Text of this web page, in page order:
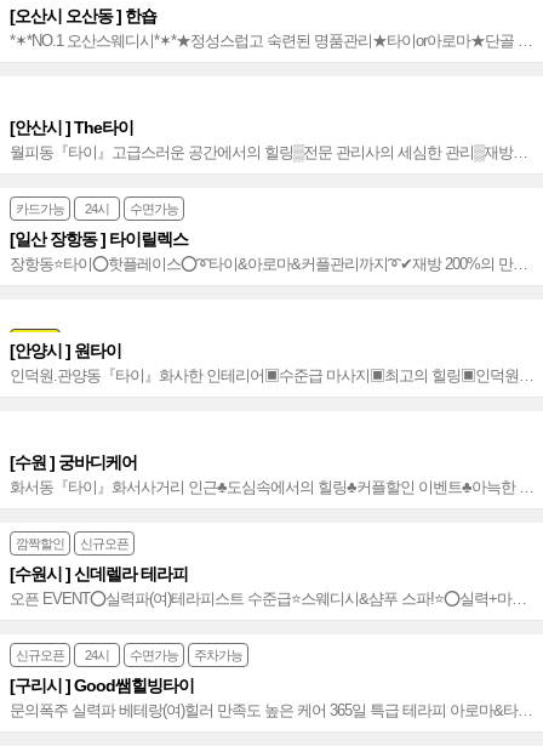
[오산시 오산동 ] 한숍
*✶*NO.1 오산스웨디시*✶*★정성스럽고 숙련된 명품관리★타이or아로마★단골 많
은 오션 럭셔리 힐링센터
[안산시 ] The타이
월피동『타이』고급스러운 공간에서의 힐링▒전문 관리사의 세심한 관리▒재방
100% 고품격 서비스▒월피현대2차아파트 맞은편 위치~▒
카드가능 24시 수면가능
[일산 장항동 ] 타이릴렉스
장항동⭐️타이⭕핫플레이스⭕➰타이&아로마&커플관리까지➰✔재방 200%의 만족
도⭐️쾌적하고 넓은 힐링공간✔라페스타 먹자골목에 위치~★
쿠폰
[안양시 ] 원타이
인덕원.관양동『타이』화사한 인테리어▣수준급 마사지▣최고의 힐링▣인덕원역
4번출구 도보 5분거리에 위치~▣
[수원 ] 궁바디케어
화서동『타이』화서사거리 인근♣도심속에서의 힐링♣커플할인 이벤트♣아늑한 실
내공간♣힐링에 최적화 된 마사지~♣
깜짝할인 신규오픈
[수원시 ] 신데렐라 테라피
오픈 EVENT⭕실력파(여)테라피스트 수준급⭐️스웨디시&샴푸 스파!⭐️⭕실력+마인
드 좋은 테라피스트➰감각적&프리미엄 테라피~⭐️
신규오픈 24시 수면가능 주차가능
[구리시 ] Good쌤힐빙타이
문의폭주 실력파 베테랑(여)힐러 만족도 높은 케어 365일 특급 테라피 아로마&타이
&로션 감각적 테라피~♥